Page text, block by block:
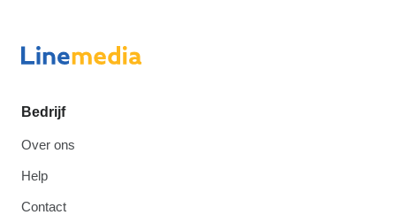
Bedrijf
Over ons
Help
Contact